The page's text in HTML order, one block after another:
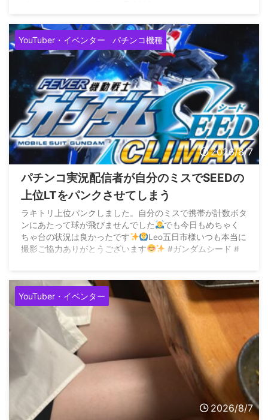
YouTuber・イベンター パチンコ機種
2026/8/7
パチンコ実況配信者が自分のミスでSEEDの
上位LTをパンクさせてしまう
ラキトリ上位パンクしました。自分のミスで携帯が計数ボタ
ンにあたって球が飛びませんでした
でも今日もめちゃく
ちゃ台の状況は良かったです
Leo五日市様いつも本当に
撮影ご協力ありがとうございます
#ガンダムシード #
YouTuber・イベンター
2026/8/7